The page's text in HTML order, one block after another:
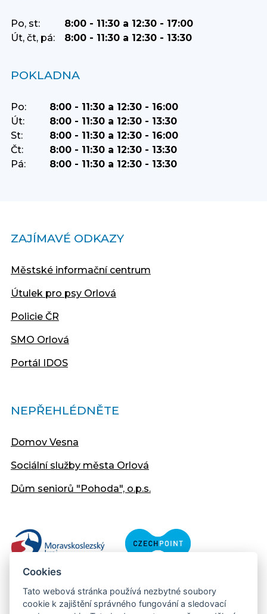
Po, st:
8:00 - 11:30 a 12:30 - 17:00
Út, čt, pá:
8:00 - 11:30 a 12:30 - 13:30
POKLADNA
Po:
8:00 - 11:30 a 12:30 - 16:00
Út:
8:00 - 11:30 a 12:30 - 13:30
St:
8:00 - 11:30 a 12:30 - 16:00
Čt:
8:00 - 11:30 a 12:30 - 13:30
Pá:
8:00 - 11:30 a 12:30 - 13:30
ZAJÍMAVÉ ODKAZY
Městské informační centrum
Útulek pro psy Orlová
Policie ČR
SMO Orlová
Portál IDOS
NEPŘEHLÉDNĚTE
Domov Vesna
Sociální služby města Orlová
Dům seniorů "Pohoda", o.p.s.
Cookies
Tato webová stránka používá nezbytné soubory
cookie k zajištění správného fungování a sledovací